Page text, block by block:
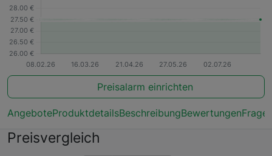
Preisalarm einrichten
AngeboteProduktdetailsBeschreibungBewertungen
Preisvergleich